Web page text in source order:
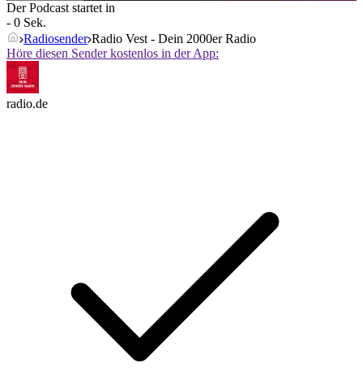
Der Podcast startet in
- 0 Sek.
Radiosender Radio Vest - Dein 2000er Radio
Höre diesen Sender kostenlos in der App:
radio.de